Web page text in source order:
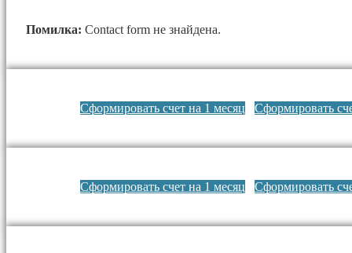
Помилка: Contact form не знайдена.
Сформировать счет на 1 месяц Сформировать
Сформировать счет на 1 месяц Сформировать